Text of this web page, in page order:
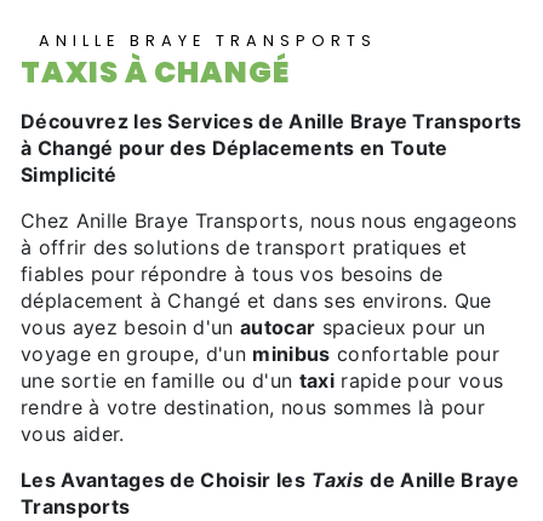
ANILLE BRAYE TRANSPORTS
TAXIS À CHANGÉ
Découvrez les Services de Anille Braye Transports
à Changé pour des Déplacements en Toute
Simplicité
Chez Anille Braye Transports, nous nous engageons
à offrir des solutions de transport pratiques et
fiables pour répondre à tous vos besoins de
déplacement à Changé et dans ses environs. Que
vous ayez besoin d'unautocar spacieux pour un
voyage en groupe, d'un minibus confortable pour
une sortie en famille ou d'un taxirapide pour vous
rendre à votre destination, nous sommes là pour
vous aider.
Les Avantages de Choisir les Taxis de Anille Braye
Transports